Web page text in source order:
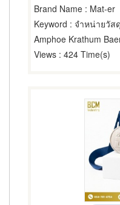
Brand Name : Mat-er
Keyword : จำหน่ายวั
Amphoe Krathum
Views : 424 Time(s)